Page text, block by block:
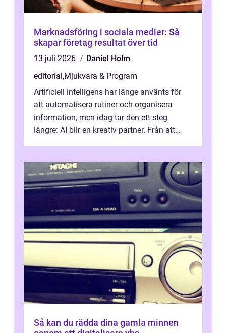
Marknadsföring i sociala medier: Så
skapar företag resultat över tid
13 juli 2026
Daniel Holm
editorial,Mjukvara & Program
Artificiell intelligens har länge använts för
att automatisera rutiner och organisera
information, men idag tar den ett steg
längre: AI blir en kreativ partner. Från att
Så kan du rädda dina gamla minnen